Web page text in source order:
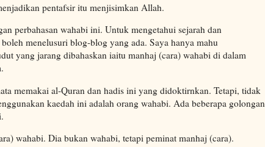
pentafsir itu menjisimkan Allah.
perbahasan wahabi ini. Untuk mengetahui sejarah dan
menelusuri blog-blog yang ada. Saya hanya mahu
yang jarang dibahaskan iaitu manhaj (cara) wahabi di dalam
memakai al-Quran dan hadis ini yang didoktirnkan. Tetapi, tidak
kaedah ini adalah orang wahabi. Ada beberapa golongan
wahabi. Dia bukan wahabi, tetapi peminat manhaj (cara).